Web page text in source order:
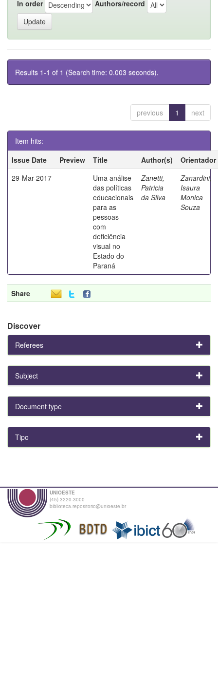
In order Authors/record
Results 1-1 of 1 (Search time: 0.003 seconds).
previous 1 next
Item hits:
Issue Date
Preview Title Author(s)
Orientador
29-Mar-2017
Uma análise
das políticas
educacionais
para as
pessoas
com
deficiência
visual no
Estado do
Paraná
Zanetti,
Patricia
da Silva
Zanardini,
Isaura
Monica
Souza
Share
Discover
Referees
Subject
Document type
Tipo
UNIOESTE
(45) 3220-3000
biblioteca.repositorio@unioeste.br